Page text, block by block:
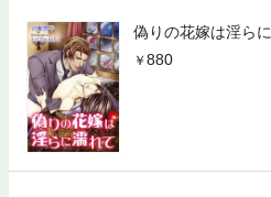
偽りの花嫁は淫ら
880